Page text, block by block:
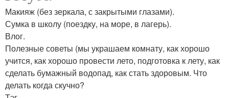
Макияж (без зеркала, с закрытыми глазами).
Сумка в школу (поездку, на море, в лагерь).
Влог.
Полезные советы (мы украшаем комнату, как хорошо
учится, как хорошо провести лето, подготовка к лету, как
сделать бумажный водопад, как стать здоровым. Что
делать когда скучно?